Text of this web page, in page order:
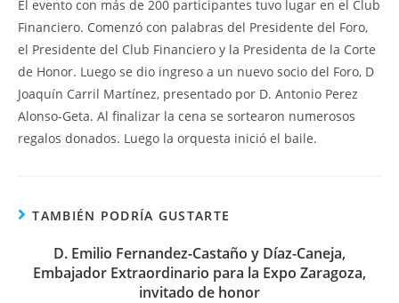
El evento con más de 200 participantes tuvo lugar en el Club
Financiero. Comenzó con palabras del Presidente del Foro,
el Presidente del Club Financiero y la Presidenta de la Corte
de Honor. Luego se dio ingreso a un nuevo socio del Foro, D
Joaquín Carril Martínez, presentado por D. Antonio Perez
Alonso-Geta. Al finalizar la cena se sortearon numerosos
regalos donados. Luego la orquesta inició el baile.
TAMBIÉN PODRÍA GUSTARTE
D. Emilio Fernandez-Castaño y Díaz-Caneja,
Embajador Extraordinario para la Expo Zaragoza,
invitado de honor